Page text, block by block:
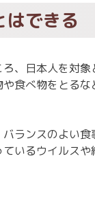
はできる
、日本人を対
食べ物をとるな
ランスのよい
いるウイルス